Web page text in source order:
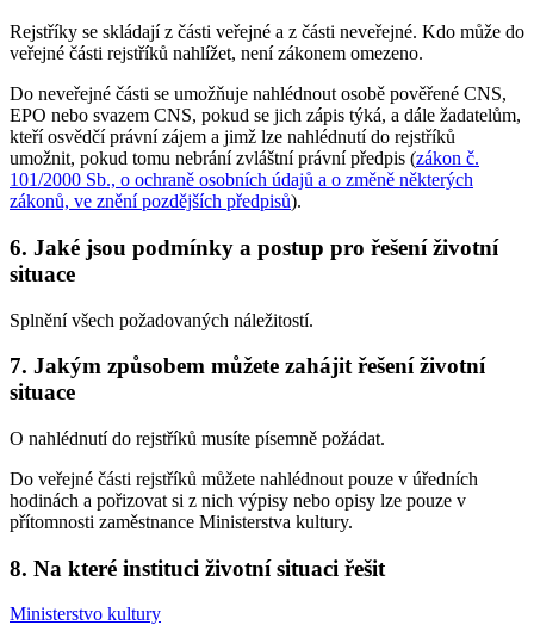
Rejstříky se skládají z části veřejné a z části neveřejné. Kdo může do
veřejné části rejstříků nahlížet, není zákonem omezeno.
Do neveřejné části se umožňuje nahlédnout osobě pověřené CNS,
EPO nebo svazem CNS, pokud se jich zápis týká, a dále žadatelům,
kteří osvědčí právní zájem a jimž lze nahlédnutí do rejstříků
umožnit, pokud tomu nebrání zvláštní právní předpis (zákon č.
101/2000 Sb., o ochraně osobních údajů a o změně některých
zákonů, ve znění pozdějších předpisů).
6. Jaké jsou podmínky a postup pro řešení životní
situace
Splnění všech požadovaných náležitostí.
7. Jakým způsobem můžete zahájit řešení životní
situace
O nahlédnutí do rejstříků musíte písemně požádat.
Do veřejné části rejstříků můžete nahlédnout pouze v úředních
hodinách a pořizovat si z nich výpisy nebo opisy lze pouze v
přítomnosti zaměstnance Ministerstva kultury.
8. Na které instituci životní situaci řešit
Ministerstvo kultury